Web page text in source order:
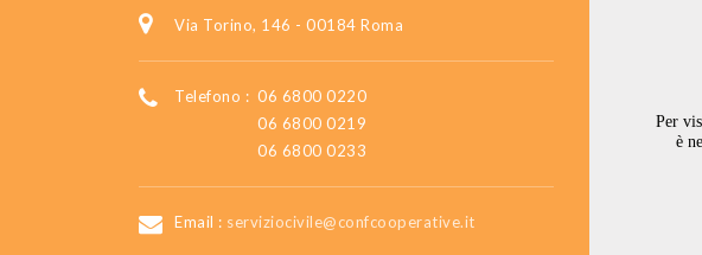
Via Torino, 146 - 00184 Roma
Telefono : 06 6800 0220
06 6800 0219
06 6800 0233
Email : serviziocivile@confcooperative.it